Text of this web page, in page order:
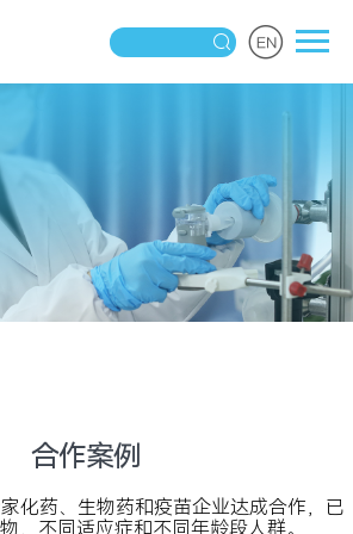
合作案例
化药、生物药和疫苗企业达成合作，已
，不同适应症和不同年龄段人群。